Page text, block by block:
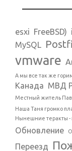
esxi FreeBSD)
MySQL
vmware
А мы все так же
Канада МВД
Местный житель
Наша Таня громко
Нынешние теракты -
Обновление
Переезд